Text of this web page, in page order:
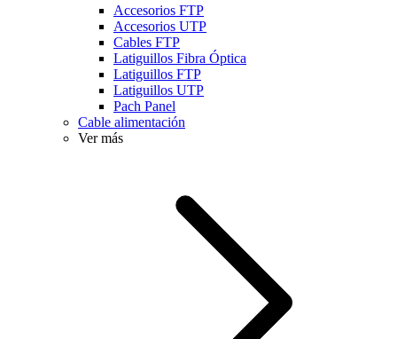
Accesorios FTP
Accesorios UTP
Cables FTP
Latiguillos Fibra Óptica
Latiguillos FTP
Latiguillos UTP
Pach Panel
Cable alimentación
Ver más